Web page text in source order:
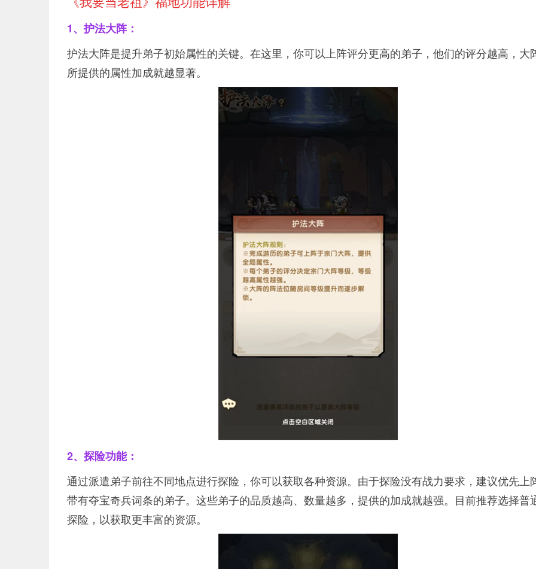
1、护法大阵：
护法大阵是提升弟子初始属性的关键。在这里，你可以上阵评分更高的弟子，他们的评分越高，大
所提供的属性加成就越显著。
2、探险功能：
通过派遣弟子前往不同地点进行探险，你可以获取各种资源。由于探险没有战力要求，建议优先上
带有夺宝奇兵词条的弟子。这些弟子的品质越高、数量越多，提供的加成就越强。目前推荐选择普
探险，以获取更丰富的资源。